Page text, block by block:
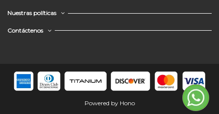
Nuestras políticas
Contáctenos
Powered by Hono